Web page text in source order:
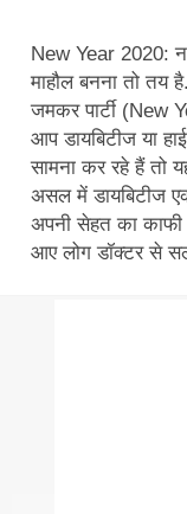
New Year 2020:
माहौल बनना तो
जमकर पार्टी (New
आप डायबिटीज या
सामना कर रहे हैं तो
असल में डायबिटीज एक
अपनी सेहत का काफी
आए लोग डॉक्‍टर से
Diabetes) करना